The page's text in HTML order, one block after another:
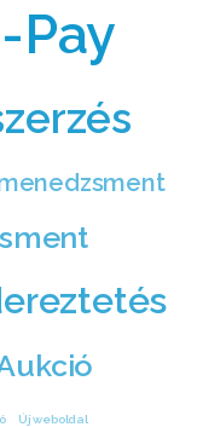
Pay
Új weboldal